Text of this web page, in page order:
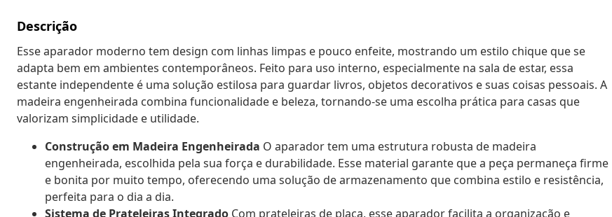
Descrição
Esse aparador moderno tem design com linhas limpas e pouco enfeite, mostrando um estilo chique que se
adapta bem em ambientes contemporâneos. Feito para uso interno, especialmente na sala de estar, essa
estante independente é uma solução estilosa para guardar livros, objetos decorativos e suas coisas pessoais. A
madeira engenheirada combina funcionalidade e beleza, tornando-se uma escolha prática para casas que
valorizam simplicidade e utilidade.
Construção em Madeira Engenheirada O aparador tem uma estrutura robusta de madeira
engenheirada, escolhida pela sua força e durabilidade. Esse material garante que a peça permaneça firme
e bonita por muito tempo, oferecendo uma solução de armazenamento que combina estilo e resistência,
perfeita para o dia a dia.
Sistema de Prateleiras Integrado Com prateleiras de placa, esse aparador facilita a organização e